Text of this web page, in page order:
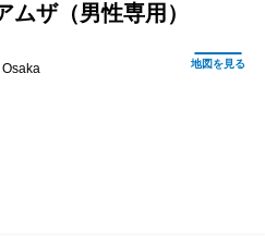
ザ（男性専用）